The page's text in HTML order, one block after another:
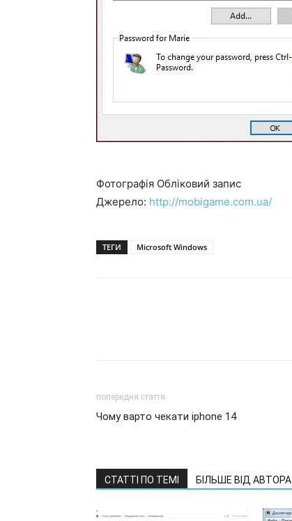
Фотографія Обліковий запис
Джерело: http://mobigame.com.ua/
ТЕГИ Microsoft Windows
попередня стаття
Чому варто чекати iphone 14
СТАТТІ ПО ТЕМІ БІЛЬШЕ ВІД АВТОРА